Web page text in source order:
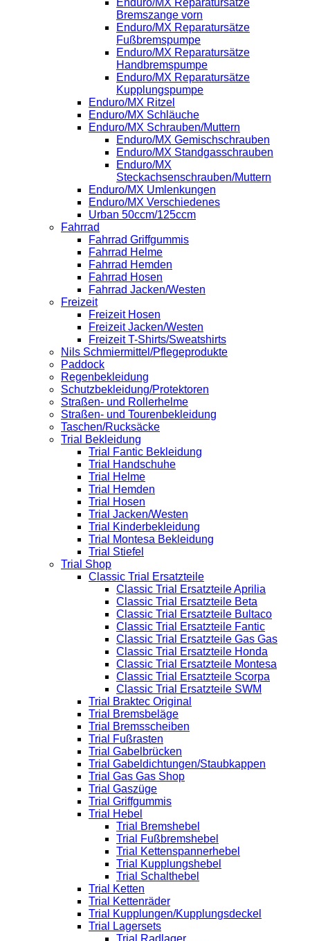
Enduro/MX Reparatursätze
Bremszange vorn
Enduro/MX Reparatursätze
Fußbremspumpe
Enduro/MX Reparatursätze
Handbremspumpe
Enduro/MX Reparatursätze
Kupplungspumpe
Enduro/MX Ritzel
Enduro/MX Schläuche
Enduro/MX Schrauben/Muttern
Enduro/MX Gemischschrauben
Enduro/MX Standgasschrauben
Enduro/MX
Steckachsenschrauben/Muttern
Enduro/MX Umlenkungen
Enduro/MX Verschiedenes
Urban 50ccm/125ccm
Fahrrad
Fahrrad Griffgummis
Fahrrad Helme
Fahrrad Hemden
Fahrrad Hosen
Fahrrad Jacken/Westen
Freizeit
Freizeit Hosen
Freizeit Jacken/Westen
Freizeit T-Shirts/Sweatshirts
Nils Schmiermittel/Pflegeprodukte
Paddock
Regenbekleidung
Schutzbekleidung/Protektoren
Straßen- und Rollerhelme
Straßen- und Tourenbekleidung
Taschen/Rucksäcke
Trial Bekleidung
Trial Fantic Bekleidung
Trial Handschuhe
Trial Helme
Trial Hemden
Trial Hosen
Trial Jacken/Westen
Trial Kinderbekleidung
Trial Montesa Bekleidung
Trial Stiefel
Trial Shop
Classic Trial Ersatzteile
Classic Trial Ersatzteile Aprilia
Classic Trial Ersatzteile Beta
Classic Trial Ersatzteile Bultaco
Classic Trial Ersatzteile Fantic
Classic Trial Ersatzteile Gas Gas
Classic Trial Ersatzteile Honda
Classic Trial Ersatzteile Montesa
Classic Trial Ersatzteile Scorpa
Classic Trial Ersatzteile SWM
Trial Braktec Original
Trial Bremsbeläge
Trial Bremsscheiben
Trial Fußrasten
Trial Gabelbrücken
Trial Gabeldichtungen/Staubkappen
Trial Gas Gas Shop
Trial Gaszüge
Trial Griffgummis
Trial Hebel
Trial Bremshebel
Trial Fußbremshebel
Trial Kettenspannerhebel
Trial Kupplungshebel
Trial Schalthebel
Trial Ketten
Trial Kettenräder
Trial Kupplungen/Kupplungsdeckel
Trial Lagersets
Trial Radlager